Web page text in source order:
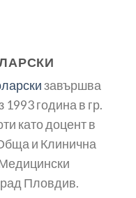
завършва
година в гр.
като доцент в
и Клинична
Пловдив.